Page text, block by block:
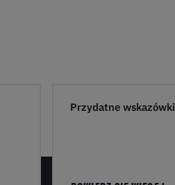
Przydatne wskazówki